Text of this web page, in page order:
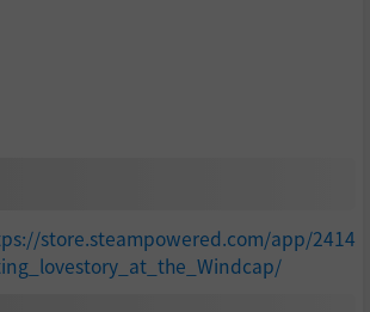
store.steampowered.com/app/2414